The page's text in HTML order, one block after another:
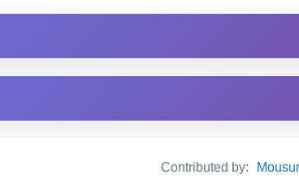
Contributed by: